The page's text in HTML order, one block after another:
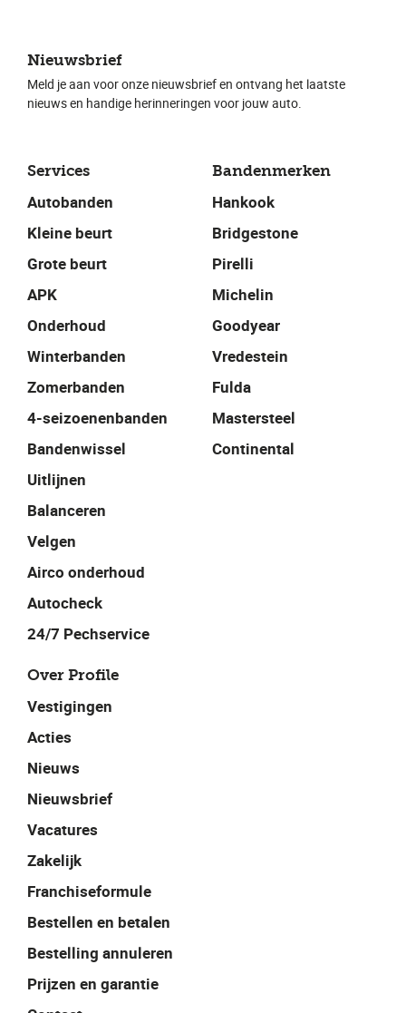
Services
Autobanden
Kleine beurt
Grote beurt
APK
Onderhoud
Winterbanden
Zomerbanden
4-seizoenenbanden
Bandenwissel
Uitlijnen
Balanceren
Velgen
Airco onderhoud
Autocheck
24/7 Pechservice
Bandenmerken
Hankook
Bridgestone
Pirelli
Michelin
Goodyear
Vredestein
Fulda
Mastersteel
Continental
Over Profile
Vestigingen
Acties
Nieuws
Nieuwsbrief
Vacatures
Zakelijk
Franchiseformule
Bestellen en betalen
Bestelling annuleren
Prijzen en garantie
Nieuwsbrief
Meld je aan voor onze nieuwsbrief en ontvang het laatste
nieuws en handige herinneringen voor jouw auto.